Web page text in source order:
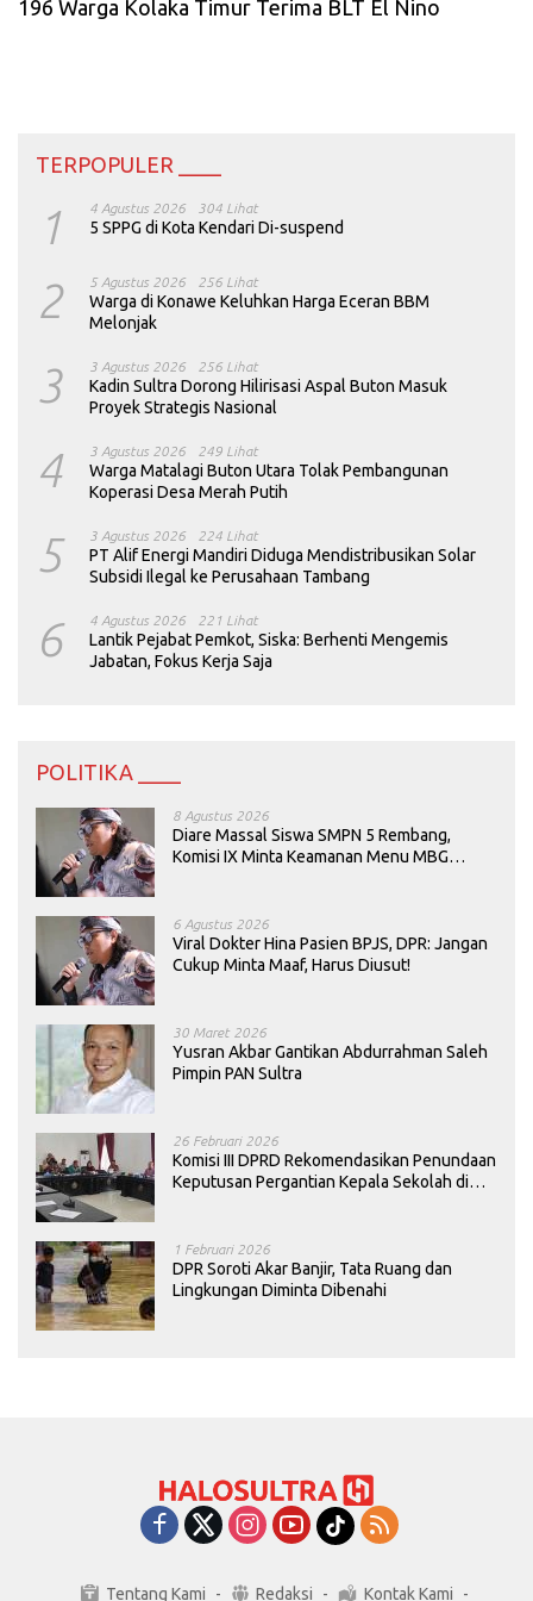
196 Warga Kolaka Timur Terima BLT El Nino
TERPOPULER ____
1 4 Agustus 2026 304 Lihat
5 SPPG di Kota Kendari Di-suspend
2 5 Agustus 2026 256 Lihat
Warga di Konawe Keluhkan Harga Eceran BBM
Melonjak
3 3 Agustus 2026 256 Lihat
Kadin Sultra Dorong Hilirisasi Aspal Buton Masuk
Proyek Strategis Nasional
4 3 Agustus 2026 249 Lihat
Warga Matalagi Buton Utara Tolak Pembangunan
Koperasi Desa Merah Putih
5 3 Agustus 2026 224 Lihat
PT Alif Energi Mandiri Diduga Mendistribusikan Solar
Subsidi Ilegal ke Perusahaan Tambang
6 4 Agustus 2026 221 Lihat
Lantik Pejabat Pemkot, Siska: Berhenti Mengemis
Jabatan, Fokus Kerja Saja
POLITIKA ____
8 Agustus 2026
Diare Massal Siswa SMPN 5 Rembang,
Komisi IX Minta Keamanan Menu MBG
6 Agustus 2026
Viral Dokter Hina Pasien BPJS, DPR: Jangan
Cukup Minta Maaf, Harus Diusut!
30 Maret 2026
Yusran Akbar Gantikan Abdurrahman Saleh
Pimpin PAN Sultra
26 Februari 2026
Komisi III DPRD Rekomendasikan Penundaan
Keputusan Pergantian Kepala Sekolah di
1 Februari 2026
DPR Soroti Akar Banjir, Tata Ruang dan
Lingkungan Diminta Dibenahi
Tentang Kami Redaksi Kontak Kami